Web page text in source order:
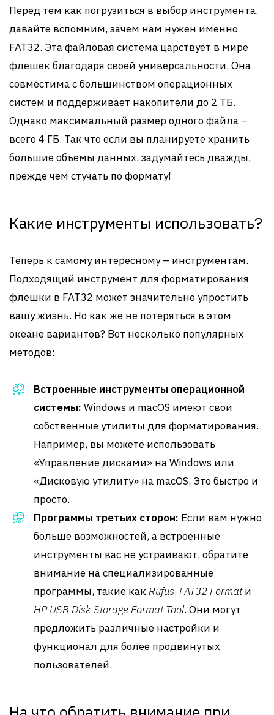
Перед тем как погрузиться в выбор инструмента,
давайте вспомним, зачем нам нужен именно
FAT32. Эта файловая система царствует в мире
флешек благодаря своей универсальности. Она
совместима с большинством операционных
систем и поддерживает накопители до 2 ТБ.
Однако максимальный размер одного файла –
всего 4 ГБ. Так что если вы планируете хранить
большие объемы данных, задумайтесь дважды,
прежде чем стучать по формату!
Какие инструменты использовать?
Теперь к самому интересному – инструментам.
Подходящий инструмент для форматирования
флешки в FAT32 может значительно упростить
вашу жизнь. Но как же не потеряться в этом
океане вариантов? Вот несколько популярных
методов:
Встроенные инструменты операционной
системы: Windows и macOS имеют свои
собственные утилиты для форматирования.
Например, вы можете использовать
«Управление дисками» на Windows или
«Дисковую утилиту» на macOS. Это быстро и
просто.
Программы третьих сторон: Если вам нужно
больше возможностей, а встроенные
инструменты вас не устраивают, обратите
внимание на специализированные
программы, такие как Rufus,FAT32 Formatи
HP USB Disk Storage Format Tool. Они могут
предложить различные настройки и
функционал для более продвинутых
пользователей.